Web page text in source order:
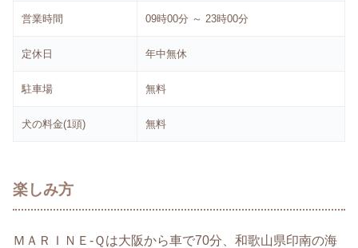
営業時間 09時00分 ～ 23時00分
定休日 年中無休
駐車場 無料
犬の料金(1頭) 無料
楽しみ方
ＭＡＲＩＮＥ-Ｑは大阪から車で70分、和歌山県印南の海